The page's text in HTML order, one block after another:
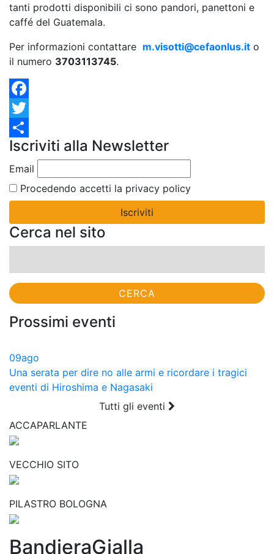
tanti prodotti disponibili ci sono pandori, panettoni e
caffé del Guatemala.
Per informazioni contattare m.visotti@cefaonlus.it o
il numero 3703113745.
Facebook
Twitter
Condividi
Iscriviti alla Newsletter
Email
Procedendo accetti la privacy policy
Cerca nel sito
Prossimi eventi
09ago
Una serata per dire no alle armi e ricordare i tragici
eventi di Hiroshima e Nagasaki
Tutti gli eventi
ACCAPARLANTE
VECCHIO SITO
PILASTRO BOLOGNA
BandieraGialla